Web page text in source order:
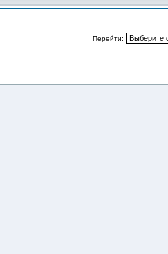
Перейти: